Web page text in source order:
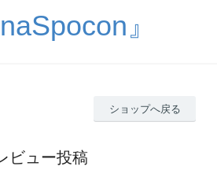
』
ショップへ戻る
ビュー投稿